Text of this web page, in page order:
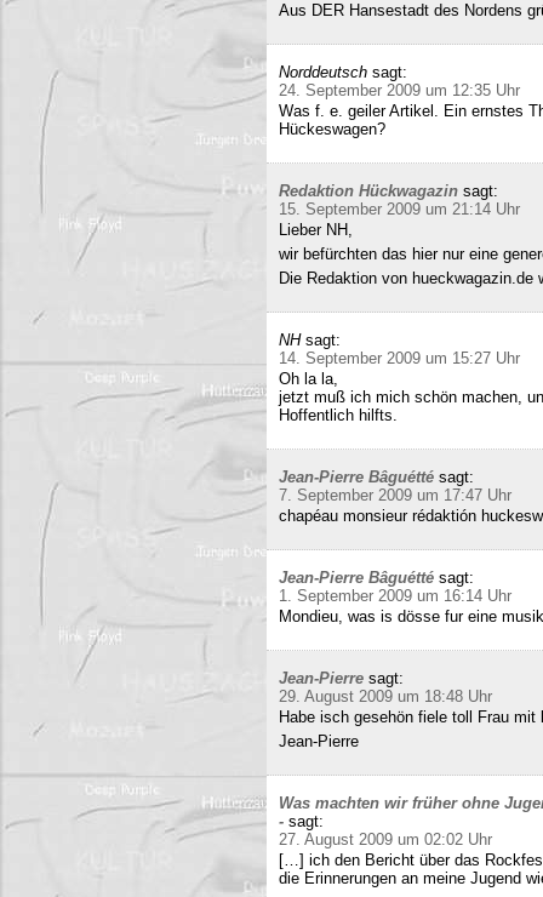
Aus DER Hansestadt des Nordens
Norddeutsch sagt:
24. September 2009 um 12:35 Uhr
Was f. e. geiler Artikel. Ein ernstes
Hückeswagen?
Redaktion Hückwagazin sagt:
15. September 2009 um 21:14 Uhr
Lieber NH,
wir befürchten das hier nur eine
Die Redaktion von
NH sagt:
14. September 2009 um 15:27 Uhr
Oh la la,
jetzt muß ich mich schön machen,
Hoffentlich hilfts.
Jean-Pierre Bâguétté sagt:
7. September 2009 um 17:47 Uhr
chapéau monsieur rédaktión
Jean-Pierre Bâguétté sagt:
1. September 2009 um 16:14 Uhr
Mondieu, was is dösse fur eine
Jean-Pierre sagt:
29. August 2009 um 18:48 Uhr
Habe isch gesehön fiele toll Frau
Jean-Pierre
Was machten wir früher ohne
- sagt:
27. August 2009 um 02:02 Uhr
[…] ich den Bericht über das
die Erinnerungen an meine Jugend